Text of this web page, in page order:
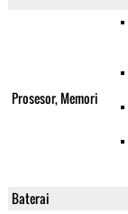
Prosesor, Memori
Baterai